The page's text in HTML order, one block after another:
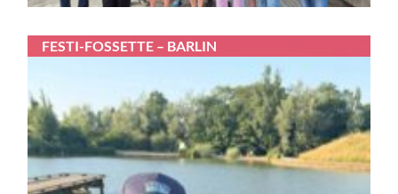
FESTI-FOSSETTE – BARLIN